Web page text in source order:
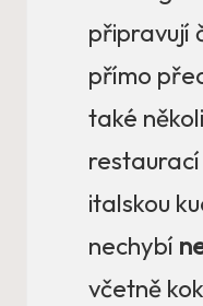
připravují
přímo
také
italskou
nechybí
včetně